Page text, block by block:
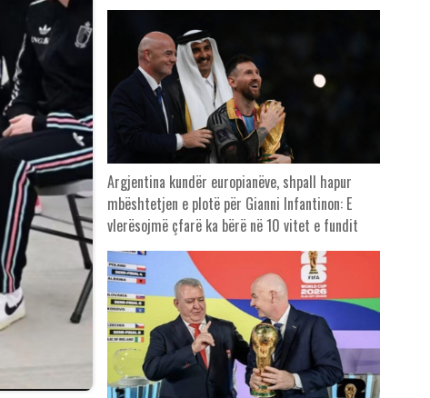
Argjentina kundër europianëve, shpall hapur
mbështetjen e plotë për Gianni Infantinon: E
vlerësojmë çfarë ka bërë në 10 vitet e fundit